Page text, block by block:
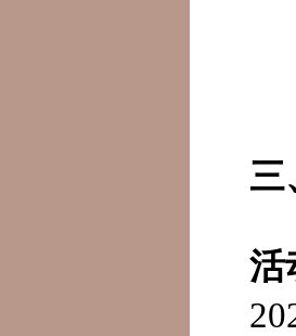
三
活